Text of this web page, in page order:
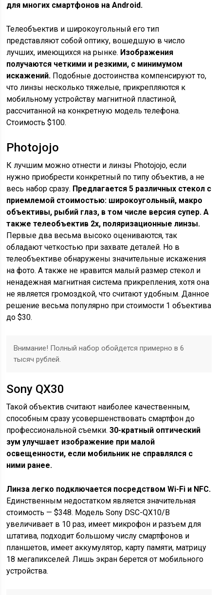
для многих смартфонов на Android.
Телеобъектив и широкоугольный его тип
представляют собой оптику, вошедшую в число
лучших, имеющихся на рынке. Изображения
получаются четкими и резкими, с минимумом
искажений. Подобные достоинства компенсируют то,
что линзы несколько тяжелые, прикрепляются к
мобильному устройству магнитной пластиной,
рассчитанной на конкретную модель телефона.
Стоимость $100.
Photojojo
К лучшим можно отнести и линзы Photojojo, если
нужно приобрести конкретный по типу объектив, а не
весь набор сразу. Предлагается 5 различных стекол с
приемлемой стоимостью: широкоугольный, макро
объективы, рыбий глаз, в том числе версия супер. А
также телеобъектив 2x, поляризационные линзы.
Первые два весьма высоко оцениваются, так
обладают четкостью при захвате деталей. Но в
телеобъективе обнаружены значительные искажения
на фото. А также не нравится малый размер стекол и
ненадежная магнитная система прикрепления, хотя она
не является громоздкой, что считают удобным. Данное
решение весьма популярно при стоимости 1 объектива
до $30.
Внимание! Полный набор обойдется примерно в 6
тысяч рублей.
Sony QX30
Такой объектив считают наиболее качественным,
способным сразу усовершенствовать смартфон до
профессиональной съемки.30-кратный оптический
зум улучшает изображение при малой
освещенности, если мобильник не справлялся с
ними ранее.
Линза легко подключается посредством Wi-Fi и NFC.
Единственным недостатком является значительная
стоимость — $348. Модель Sony DSC-QX10/B
увеличивает в 10 раз, имеет микрофон и разъем для
штатива, подходит большому числу смартфонов и
планшетов, имеет аккумулятор, карту памяти, матрицу
18 мегапикселей. Лишь экран берется от мобильного
устройства.